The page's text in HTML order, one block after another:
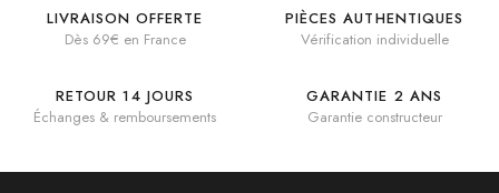
LIVRAISON OFFERTE
Dès 69€ en France
PIÈCES AUTHENTIQUES
Vérification individuelle
RETOUR 14 JOURS
Échanges & remboursements
GARANTIE 2 ANS
Garantie constructeur